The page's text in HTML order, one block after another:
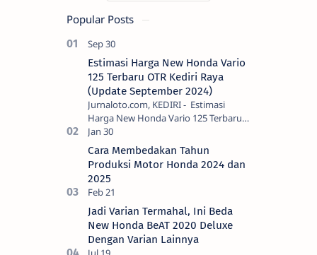
Popular Posts
Estimasi Harga New Honda Vario
125 Terbaru OTR Kediri Raya
(Update September 2024)
Jurnaloto.com, KEDIRI - Estimasi
Harga New Honda Vario 125 Terbaru
OTR Kediri Raya (Update September
2024) Brosis sekalian, PT Astra Honda
Motor (AH…
Cara Membedakan Tahun
Produksi Motor Honda 2024 dan
2025
Jadi Varian Termahal, Ini Beda
New Honda BeAT 2020 Deluxe
Dengan Varian Lainnya